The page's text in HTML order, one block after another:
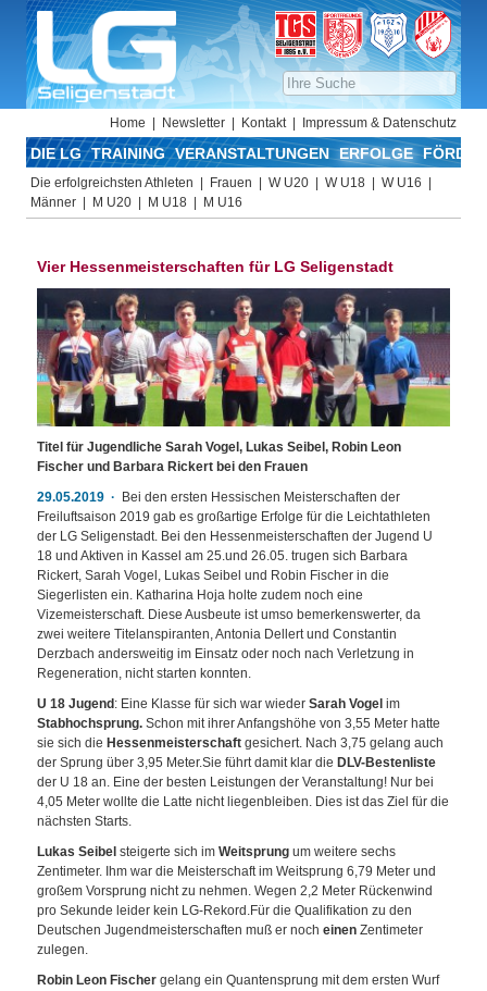
Home Newsletter Kontakt Impressum & Datenschutz
DIE LG TRAINING VERANSTALTUNGEN ERFOLGE
Die erfolgreichsten Athleten Frauen W U20 W U18
W U16
Männer
M U20 M U18 M U16
Vier Hessenmeisterschaften für LG Seligenstadt
Titel für Jugendliche Sarah Vogel, Lukas Seibel, Robin Leon
Fischer und Barbara Rickert bei den Frauen
29.05.2019
Bei den ersten Hessischen Meisterschaften der
Freiluftsaison 2019 gab es großartige Erfolge für die Leichtathleten
der LG Seligenstadt. Bei den Hessenmeisterschaften der Jugend U
18 und Aktiven in Kassel am 25.und 26.05. trugen sich Barbara
Rickert, Sarah Vogel, Lukas Seibel und Robin Fischer in die
Siegerlisten ein. Katharina Hoja holte zudem noch eine
Vizemeisterschaft. Diese Ausbeute ist umso bemerkenswerter, da
zwei weitere Titelanspiranten, Antonia Dellert und Constantin
Derzbach andersweitig im Einsatz oder noch nach Verletzung in
Regeneration, nicht starten konnten.
U 18 Jugend : Eine Klasse für sich war wieder Sarah Vogel im
Stabhochsprung. Schon mit ihrer Anfangshöhe von 3,55 Meter hatte
sie sich die Hessenmeisterschaft gesichert. Nach 3,75 gelang auch
der Sprung über 3,95 Meter.Sie führt damit klar die DLV-Bestenliste
der U 18 an. Eine der besten Leistungen der Veranstaltung! Nur bei
4,05 Meter wollte die Latte nicht liegenbleiben. Dies ist das Ziel für die
nächsten Starts.
Lukas Seibel steigerte sich im Weitsprung um weitere sechs
Zentimeter. Ihm war die Meisterschaft im Weitsprung 6,79 Meter und
großem Vorsprung nicht zu nehmen. Wegen 2,2 Meter Rückenwind
pro Sekunde leider kein LG-Rekord.Für die Qualifikation zu den
Deutschen Jugendmeisterschaften muß er noch einen Zentimeter
zulegen.
Robin Leon Fischer gelang ein Quantensprung mit dem ersten Wurf